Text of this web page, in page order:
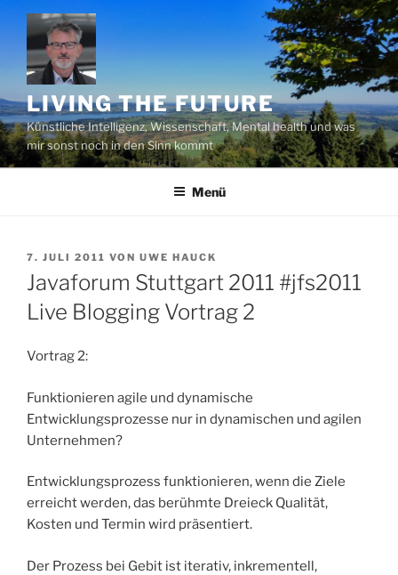
Zum
Inhalt
springen
LIVING THE FUTURE
Künstliche Intelligenz, Wissenschaft, Mental health und was
mir sonst noch in den Sinn kommt
Menü
VERÖFFENTLICHT
AM
7. JULI 2011 VON UWE HAUCK
Javaforum Stuttgart 2011 #jfs2011
Live Blogging Vortrag 2
Vortrag 2:
Funktionieren agile und dynamische
Entwicklungsprozesse nur in dynamischen und agilen
Unternehmen?
Entwicklungsprozess funktionieren, wenn die Ziele
erreicht werden, das berühmte Dreieck Qualität,
Kosten und Termin wird präsentiert.
Der Prozess bei Gebit ist iterativ, inkrementell,